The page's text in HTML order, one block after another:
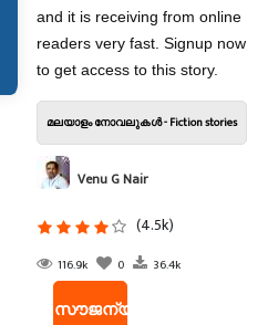
and it is receiving from online
readers very fast. Signup now
to get access to this story.
മലയാളം നോവലുകൾ - Fiction stories
Venu G Nair
(4.5k)
116.9k 0 36.4k
സൗജന്യ